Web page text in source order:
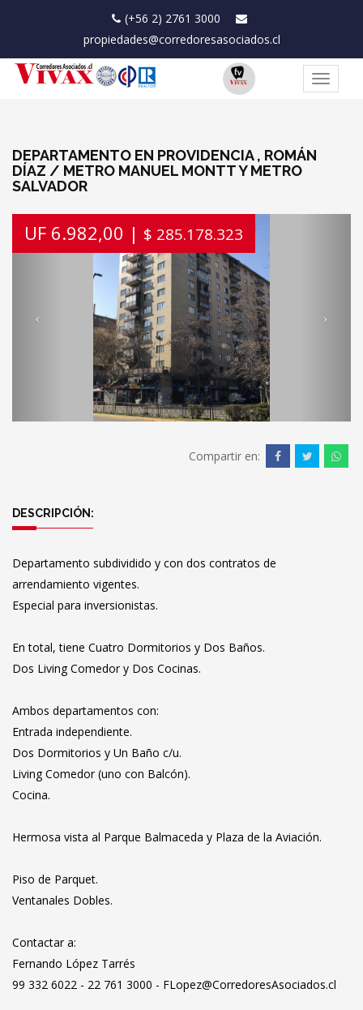
(+56 2) 2761 3000
propiedades@corredoresasociados.cl
Toggle
DEPARTAMENTO EN PROVIDENCIA , ROMÁN
DÍAZ / METRO MANUEL MONTT Y METRO
SALVADOR
UF 6.982,00 | $ 285.178.323
Previous
Compartir en:
DESCRIPCIÓN:
Departamento subdividido y con dos contratos de
arrendamiento vigentes.
Especial para inversionistas.
En total, tiene Cuatro Dormitorios y Dos Baños.
Dos Living Comedor y Dos Cocinas.
Ambos departamentos con:
Entrada independiente.
Dos Dormitorios y Un Baño c/u.
Living Comedor (uno con Balcón).
Cocina.
Hermosa vista al Parque Balmaceda y Plaza de la Aviación.
Piso de Parquet.
Ventanales Dobles.
Contactar a:
Fernando López Tarrés
99 332 6022 - 22 761 3000 - FLopez@CorredoresAsociados.cl